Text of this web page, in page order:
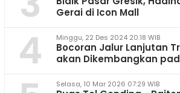
Gerai di Icon Mall
4 Minggu, 22 Des 2024 20:18 WIB
Bocoran Jalur Lanjutan
akan Dikembangkan
Selasa, 10 Mar 2026 07:29 WIB